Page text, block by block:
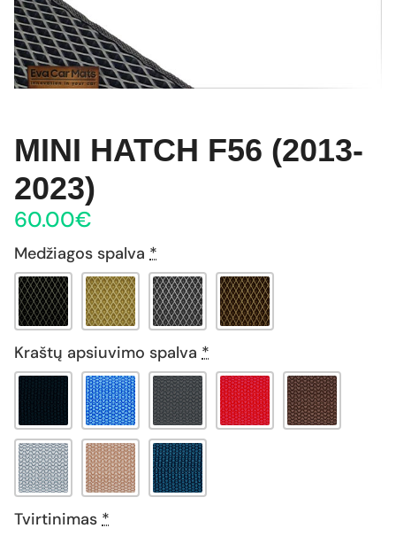
MINI HATCH F56 (2013-
2023)
60.00€
Medžiagos spalva *
Kraštų apsiuvimo spalva *
Tvirtinimas *